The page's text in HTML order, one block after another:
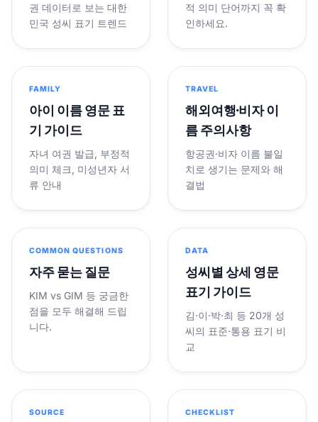
권 데이터로 보는 대한
민국 성씨 표기 트렌드
적 의미 단어까지 꼭 확
인하세요.
FAMILY
아이 이름 영문 표
기 가이드
자녀 여권 발급, 부정적
의미 체크, 미성년자 서
류 안내
TRAVEL
해외여행·비자 이
름 주의사항
항공권·비자 이름 불일
치로 생기는 문제와 해
결법
COMMON QUESTIONS
자주 묻는 질문
KIM vs GIM 등 궁금한
점을 모두 해결해 드립
니다.
DATA
성씨별 상세 영문
표기 가이드
김·이·박·최 등 20개 성
씨의 표준·통용 표기 비
교
SOURCE CHECKLIST